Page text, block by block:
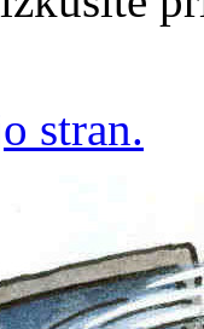
stran.